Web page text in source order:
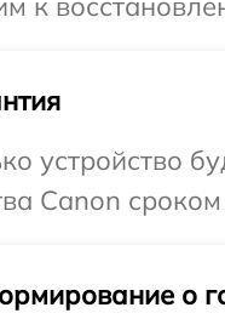
устройство
Canon
о